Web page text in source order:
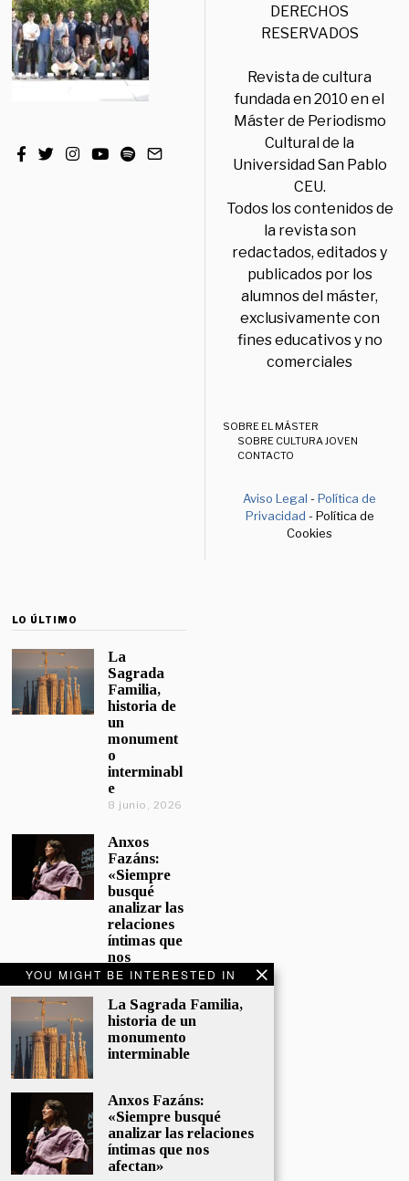
YOU MIGHT BE INTERESTED IN
La Sagrada Familia,
historia de un
monumento
interminable
Anxos Fazáns:
«Siempre busqué
analizar las relaciones
íntimas que nos
afectan»
DERECHOS
RESERVADOS
Revista de cultura
fundada en 2010 en el
Máster de Periodismo
Cultural de la
Universidad San Pablo
CEU.
Todos los contenidos de
la revista son
redactados, editados y
publicados por los
alumnos del máster,
exclusivamente con
fines educativos y no
comerciales
SOBRE EL MÁSTER
SOBRE CULTURA JOVEN
CONTACTO
Aviso Legal -Política de
Privacidad - Política de
Cookies
LO ÚLTIMO
La
Sagrada
Familia,
historia de
un
monument
o
interminabl
e
8 junio, 2026
Anxos
Fazáns:
«Siempre
busqué
analizar las
relaciones
íntimas que
nos
afectan»
5 junio, 2026
El hijo de la
cómica, el
homenaje
Sacristán a
Fernán
Gómez
28 mayo,
2026